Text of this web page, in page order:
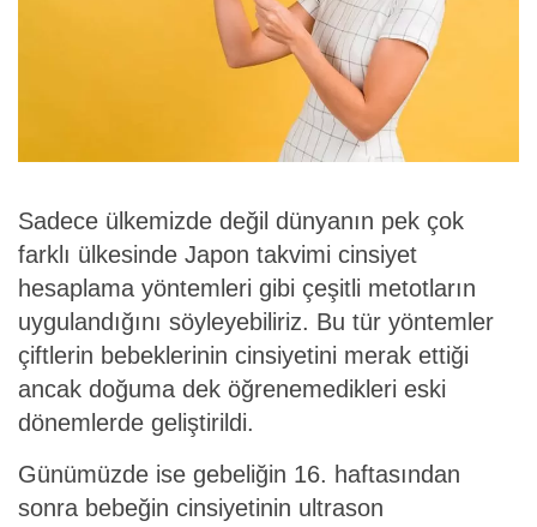
Sadece ülkemizde değil dünyanın pek çok
farklı ülkesinde Japon takvimi cinsiyet
hesaplama yöntemleri gibi çeşitli metotların
uygulandığını söyleyebiliriz. Bu tür yöntemler
çiftlerin bebeklerinin cinsiyetini merak ettiği
ancak doğuma dek öğrenemedikleri eski
dönemlerde geliştirildi.
Günümüzde ise gebeliğin 16. haftasından
sonra bebeğin cinsiyetinin ultrason